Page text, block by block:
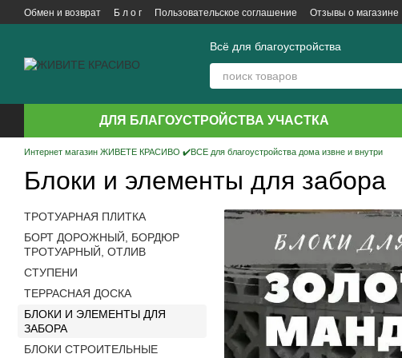
Перейти к основному контенту
Обмен и возврат Б л о г Пользовательское соглашение Отзывы о магазине
Всё для благоустройства
ДЛЯ БЛАГОУСТРОЙСТВА УЧАСТКА
Интернет магазин ЖИВЕТЕ КРАСИВО ✔️ВСЕ для благоустройства дома извне и внутри
Блоки и элементы для забора
ТРОТУАРНАЯ ПЛИТКА
БОРТ ДОРОЖНЫЙ, БОРДЮР
ТРОТУАРНЫЙ, ОТЛИВ
СТУПЕНИ
ТЕРРАСНАЯ ДОСКА
БЛОКИ И ЭЛЕМЕНТЫ ДЛЯ
ЗАБОРА
БЛОКИ СТРОИТЕЛЬНЫЕ